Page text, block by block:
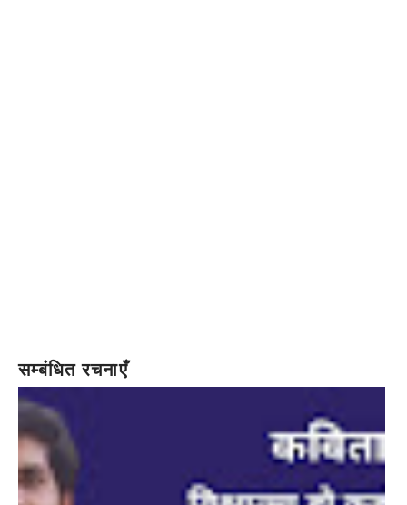
सम्बंधित रचनाएँ